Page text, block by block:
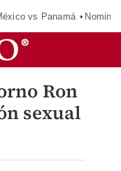
vs Panamá
Ron
sexual